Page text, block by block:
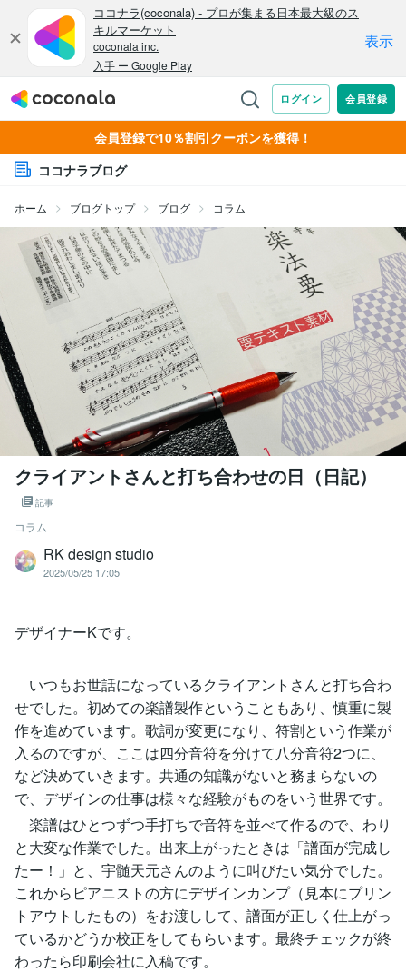
会員登録で10％割引クーポンを獲得！
ココナラブログ
ホーム ブログトップ ブログ コラム
クライアントさんと打ち合わせの日（日記）
記事
コラム
RK design studio
2025/05/25 17:05
デザイナーKです。
いつもお世話になっているクライアントさんと打ち合わ
せでした。初めての楽譜製作ということもあり、慎重に製
作を進めています。歌詞が変更になり、符割という作業が
入るのですが、ここは四分音符を分けて八分音符2つに、
など決めていきます。共通の知識がないと務まらないの
で、デザインの仕事は様々な経験がものをいう世界です。
楽譜はひとつずつ手打ちで音符を並べて作るので、わり
と大変な作業でした。出来上がったときは「譜面が完成し
たー！」と、宇髄天元さんのように叫びたい気分でした。
これからピアニストの方にデザインカンプ（見本にプリン
トアウトしたもの）をお渡しして、譜面が正しく仕上がっ
ているかどうか校正をしてもらいます。最終チェックが終
わったら印刷会社に入稿です。